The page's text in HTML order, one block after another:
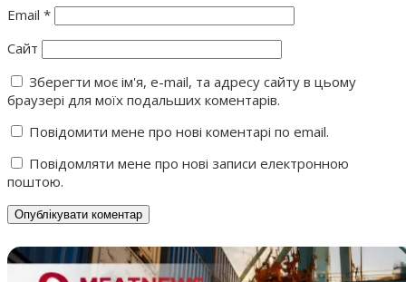
Email *
Сайт
Зберегти моє ім'я, e-mail, та адресу сайту в цьому
браузері для моїх подальших коментарів.
Повідомити мене про нові коментарі по email.
Повідомляти мене про нові записи електронною
поштою.